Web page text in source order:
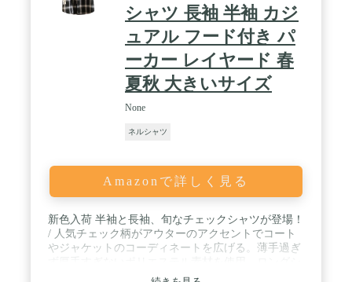
シャツ 長袖 半袖 カジ
ュアル フード付き パ
ーカー レイヤード 春
夏秋 大きいサイズ
None
ネルシャツ
Amazonで詳しく見る
新色入荷 半袖と長袖、旬なチェックシャツが登場！
/ 人気チェック柄がアウターのアクセントでコート
やジャケットのコーディネートを広げる。薄手過ぎ
ーズン着まわしやすいアイテムです。 / 春のＴシャ